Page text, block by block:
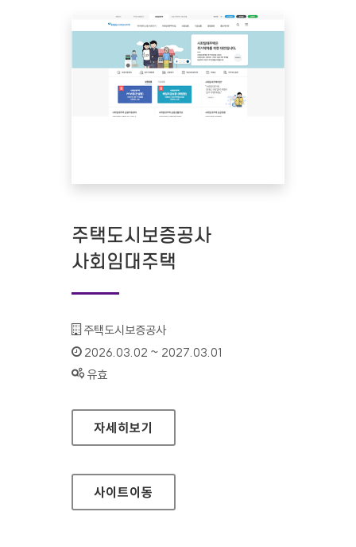
주택도시보증공사
사회임대주택
기관명 :
주택도시보증공사
인증기간 :
2026.03.02 ~ 2027.03.01
상태 :
유효
주택도시보증공사 사회임대주택
자세히보기
사이트이동